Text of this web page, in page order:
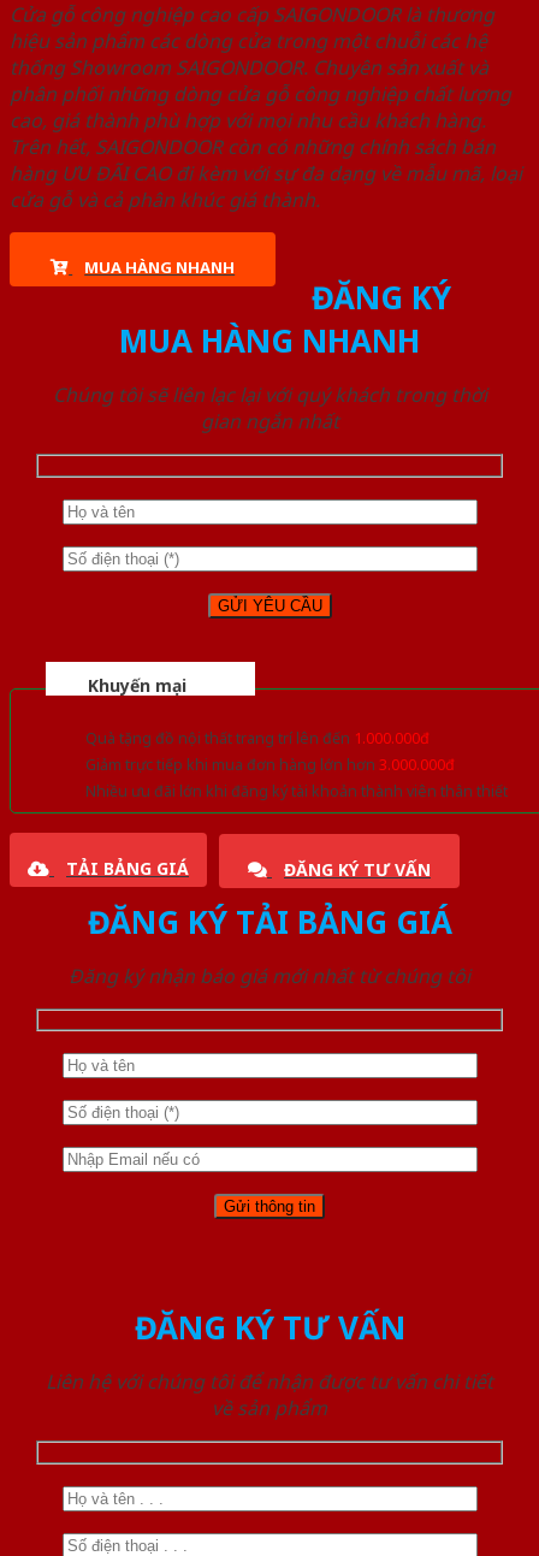
Cửa gỗ công nghiệp cao cấp SAIGONDOOR là thương
hiệu sản phẩm các dòng cửa trong một chuỗi các hệ
thống Showroom SAIGONDOOR. Chuyên sản xuất và
phân phối những dòng cửa gỗ công nghiệp chất lượng
cao, giá thành phù hợp với mọi nhu cầu khách hàng.
Trên hết, SAIGONDOOR còn có những chính sách bán
hàng ƯU ĐÃI CAO đi kèm với sự đa dạng về mẫu mã, loại
cửa gỗ và cả phân khúc giá thành.
MUA HÀNG NHANH
ĐĂNG KÝ
MUA HÀNG NHANH
Chúng tôi sẽ liên lạc lại với quý khách trong thời
gian ngắn nhất
Khuyến mại
Quà tặng đồ nội thất trang trí lên đến 1.000.000đ
Giảm trực tiếp khi mua đơn hàng lớn hơn 3.000.000đ
Nhiều ưu đãi lớn khi đăng ký tài khoản thành viên thân thiết
TẢI BẢNG GIÁ ĐĂNG KÝ TƯ VẤN
ĐĂNG KÝ TẢI BẢNG GIÁ
Đăng ký nhận báo giá mới nhất từ chúng tôi
ĐĂNG KÝ TƯ VẤN
Liên hệ với chúng tôi để nhận được tư vấn chi tiết
về sản phẩm